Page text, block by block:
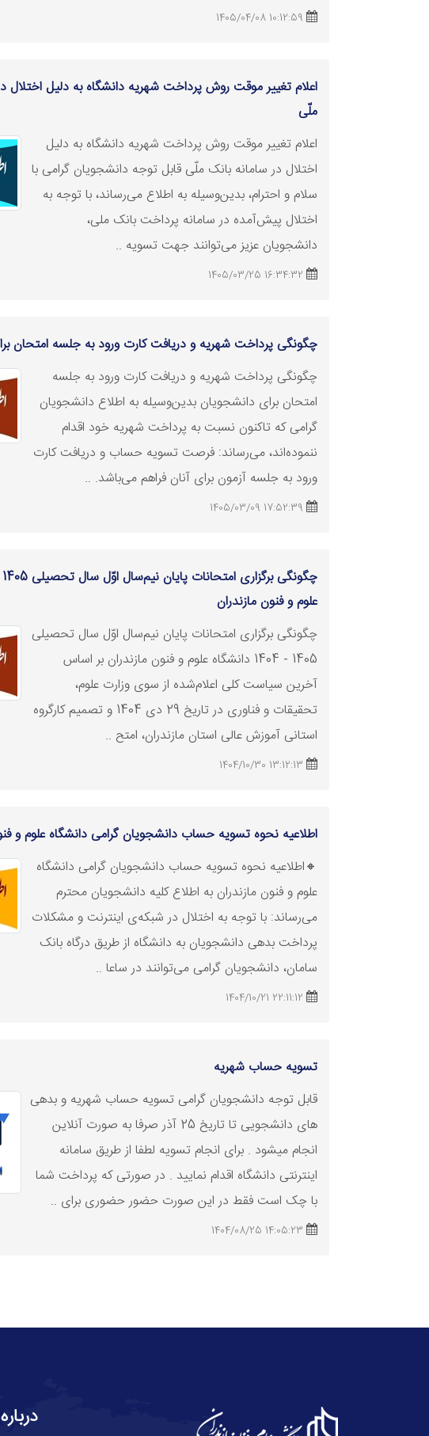
10:12:59 1405/04/08
اعلام تغییر موقت روش پرداخت شهریه دانشگاه به دلیل اختلال
ملّی
اعلام تغییر موقت روش پرداخت شهریه دانشگاه به دلیل
اختلال در سامانه بانک ملّی قابل توجه دانشجویان گرامی با
سلام و احترام، بدین‌وسیله به اطلاع می‌رساند، با توجه به
اختلال پیش‌آمده در سامانه پرداخت بانک ملی،
دانشجویان عزیز می‌توانند جهت تسویه ..
16:34:32 1405/03/25
چگونگی پرداخت شهریه و دریافت کارت ورود به جلسه امتحان
چگونگی پرداخت شهریه و دریافت کارت ورود به جلسه
امتحان برای دانشجویان بدین‌وسیله به اطلاع دانشجویان
گرامی که تاکنون نسبت به پرداخت شهریه خود اقدام
ننموده‌اند، می‌رساند: فرصت تسویه حساب و دریافت کارت
ورود به جلسه آزمون برای آنان فراهم می‌باشد. ..
17:52:39 1405/03/09
علوم و فنون مازندران
چگونگی برگزاری امتحانات پایان نیم‌سال اوّل سال تحصیلی
1405 - 1404 دانشگاه‌ علوم و فنون مازندران بر اساس
آخرین سیاست کلی اعلام‌شده از سوی وزارت علوم،
تحقیقات و فناوری در تاریخ 29 دی 1404 و تصمیم کارگروه
استانی آموزش عالی استان مازندران، امتح ..
13:12:13 1404/10/30
اطلاعیه نحوه تسویه حساب دانشجویان گرامی دانشگاه علوم و
🔸اطلاعیه نحوه تسویه حساب دانشجویان گرامی دانشگاه
علوم و فنون مازندران به اطلاع کلیه دانشجویان محترم
می‌رساند: با توجه به اختلال در شبکه‌ی اینترنت و مشکلات
پرداخت بدهی دانشجویان به دانشگاه از طریق درگاه بانک
سامان، دانشجویان گرامی می‌توانند در ساعا ..
22:11:12 1404/10/21
تسویه حساب شهریه
قابل توجه دانشجویان گرامی تسویه حساب شهریه و بدهی
های دانشجویی تا تاریخ 25 آذر صرفا به صورت آنلاین
انجام میشود . برای انجام تسویه لطفا از طریق سامانه
اینترنتی دانشگاه اقدام نمایید . در صورتی که پرداخت شما
با چک است فقط در این صورت حضور حضوری برای ..
14:05:23 1404/08/25